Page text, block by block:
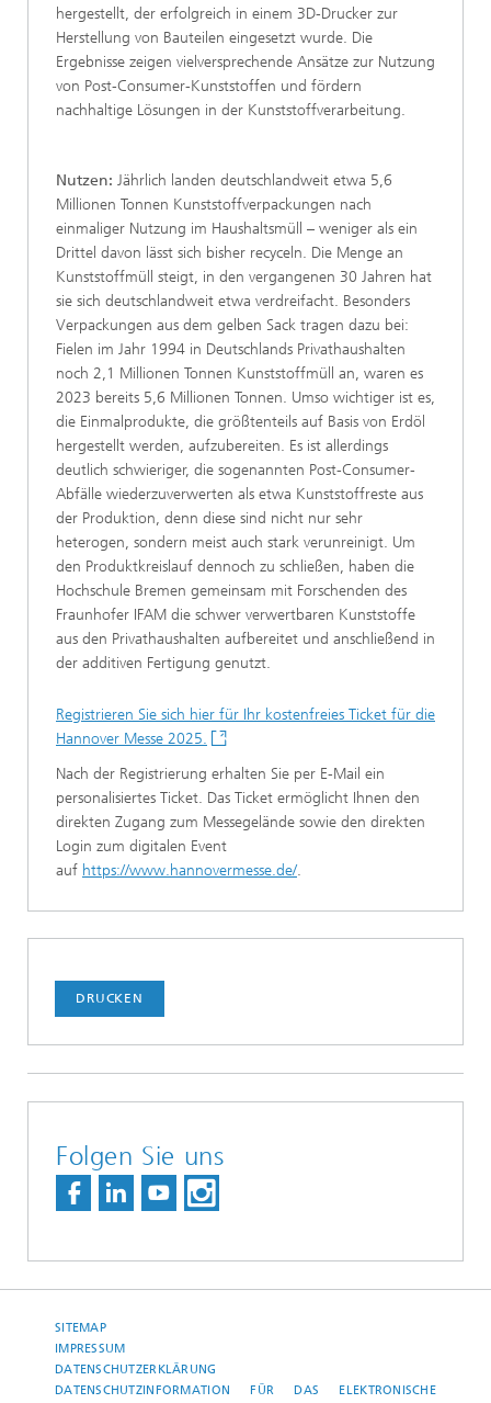
hergestellt, der erfolgreich in einem 3D-Drucker zur
Herstellung von Bauteilen eingesetzt wurde. Die
Ergebnisse zeigen vielversprechende Ansätze zur Nutzung
von Post-Consumer-Kunststoffen und fördern
nachhaltige Lösungen in der Kunststoffverarbeitung.
Nutzen: Jährlich landen deutschlandweit etwa 5,6
Millionen Tonnen Kunststoffverpackungen nach
einmaliger Nutzung im Haushaltsmüll – weniger als ein
Drittel davon lässt sich bisher recyceln. Die Menge an
Kunststoffmüll steigt, in den vergangenen 30 Jahren hat
sie sich deutschlandweit etwa verdreifacht. Besonders
Verpackungen aus dem gelben Sack tragen dazu bei:
Fielen im Jahr 1994 in Deutschlands Privathaushalten
noch 2,1 Millionen Tonnen Kunststoffmüll an, waren es
2023 bereits 5,6 Millionen Tonnen. Umso wichtiger ist es,
die Einmalprodukte, die größtenteils auf Basis von Erdöl
hergestellt werden, aufzubereiten. Es ist allerdings
deutlich schwieriger, die sogenannten Post-Consumer-
Abfälle wiederzuverwerten als etwa Kunststoffreste aus
der Produktion, denn diese sind nicht nur sehr
heterogen, sondern meist auch stark verunreinigt. Um
den Produktkreislauf dennoch zu schließen, haben die
Hochschule Bremen gemeinsam mit Forschenden des
Fraunhofer IFAM die schwer verwertbaren Kunststoffe
aus den Privathaushalten aufbereitet und anschließend in
der additiven Fertigung genutzt.
Registrieren Sie sich hier für Ihr kostenfreies Ticket für die
Hannover Messe 2025.
Nach der Registrierung erhalten Sie per E-Mail ein
personalisiertes Ticket. Das Ticket ermöglicht Ihnen den
direkten Zugang zum Messegelände sowie den direkten
Login zum digitalen Event
auf https://www.hannovermesse.de/.
DRUCKEN
Folgen Sie uns
SITEMAP
IMPRESSUM
DATENSCHUTZERKLÄRUNG
DATENSCHUTZINFORMATION FÜR DAS ELEKTRONISCHE